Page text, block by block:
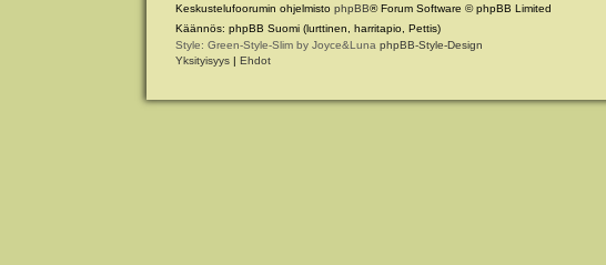
Keskustelufoorumin ohjelmisto phpBB® Forum Software © phpBB Limited
Käännös: phpBB Suomi (lurttinen, harritapio, Pettis)
Style: Green-Style-Slim by Joyce&Luna phpBB-Style-Design
Yksityisyys | Ehdot